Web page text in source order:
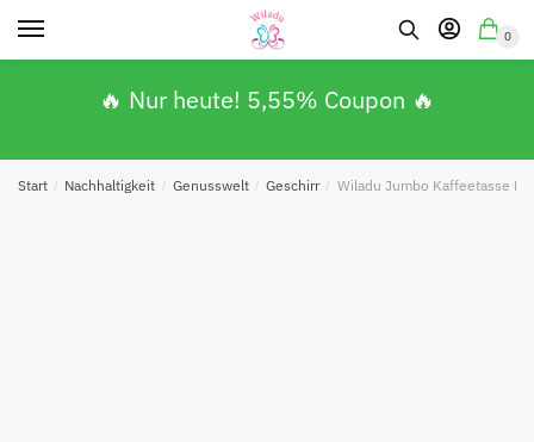
0
🔥 Nur heute! 5,55% Coupon 🔥
Start / Nachhaltigkeit / Genusswelt / Geschirr / Wiladu Jumbo Kaffeetasse